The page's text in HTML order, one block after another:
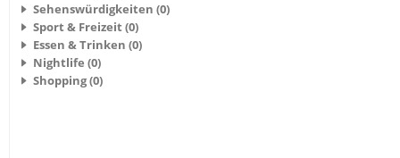
Sehenswürdigkeiten (0)
Sport & Freizeit (0)
Essen & Trinken (0)
Nightlife (0)
Shopping (0)